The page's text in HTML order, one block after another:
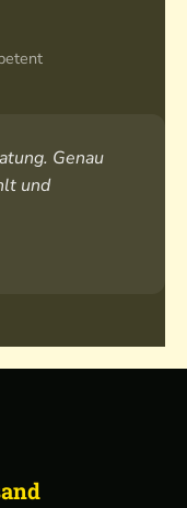
Genau
und